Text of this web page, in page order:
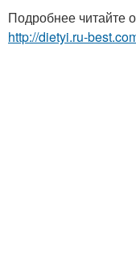
Подробнее читайте
http://dietyi.ru-